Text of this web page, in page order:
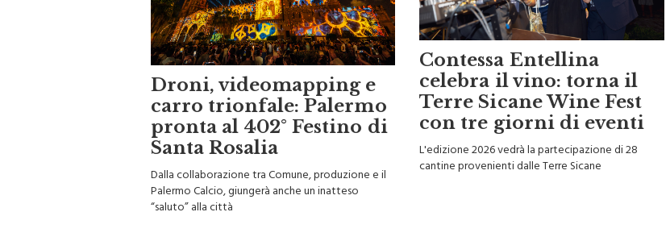
Droni, videomapping e
carro trionfale: Palermo
pronta al 402° Festino di
Santa Rosalia
Dalla collaborazione tra Comune, produzione e il
Palermo Calcio, giungerà anche un inatteso
“saluto” alla città
Contessa Entellina
celebra il vino: torna il
Terre Sicane Wine Fest
con tre giorni di eventi
L'edizione 2026 vedrà la partecipazione di 28
cantine provenienti dalle Terre Sicane